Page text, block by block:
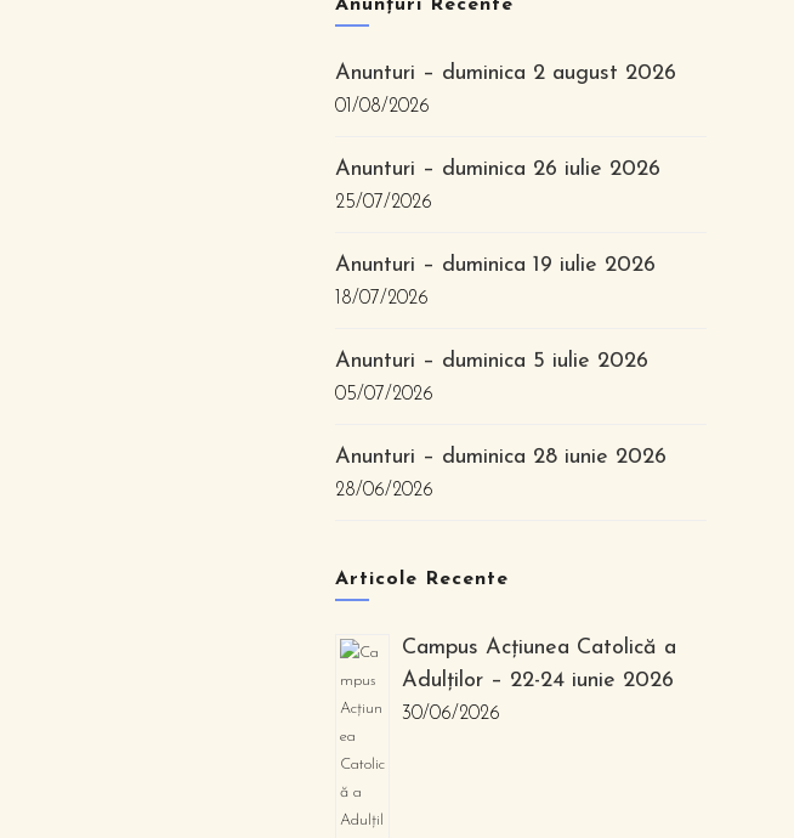
Anunțuri Recente
Anunturi – duminica 2 august 2026
01/08/2026
Anunturi – duminica 26 iulie 2026
25/07/2026
Anunturi – duminica 19 iulie 2026
18/07/2026
Anunturi – duminica 5 iulie 2026
05/07/2026
Anunturi – duminica 28 iunie 2026
28/06/2026
Articole Recente
Campus Acțiunea Catolică a
Adulților – 22-24 iunie 2026
30/06/2026